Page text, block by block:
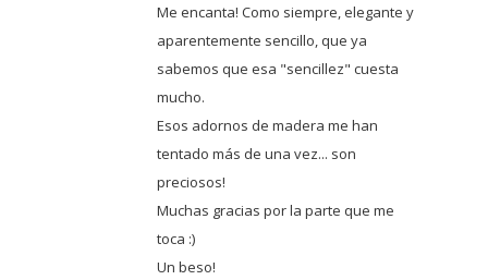
Me encanta! Como siempre, elegante y
aparentemente sencillo, que ya
sabemos que esa "sencillez" cuesta
mucho.
Esos adornos de madera me han
tentado más de una vez... son
preciosos!
Muchas gracias por la parte que me
toca :)
Un beso!